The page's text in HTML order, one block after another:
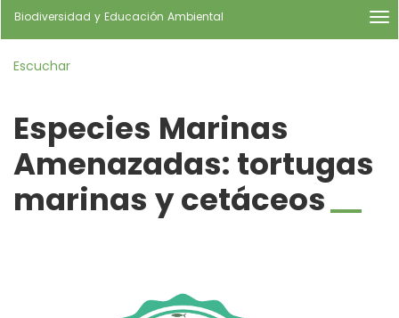
idioma
a
la
de
Biodiversidad y Educación Ambiental
Escuchar
Especies Marinas
Amenazadas: tortugas
marinas y cetáceos